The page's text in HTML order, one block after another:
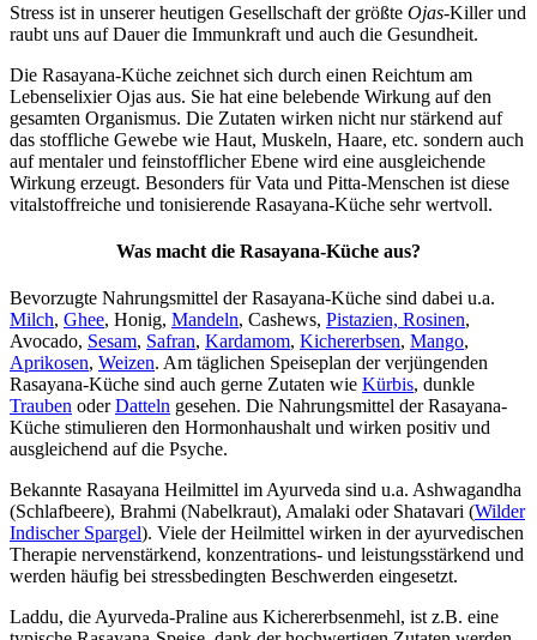
Stress ist in unserer heutigen Gesellschaft der größte Ojas-Killer und
raubt uns auf Dauer die Immunkraft und auch die Gesundheit.
Die Rasayana-Küche zeichnet sich durch einen Reichtum am
Lebenselixier Ojas aus. Sie hat eine belebende Wirkung auf den
gesamten Organismus. Die Zutaten wirken nicht nur stärkend auf
das stoffliche Gewebe wie Haut, Muskeln, Haare, etc. sondern auch
auf mentaler und feinstofflicher Ebene wird eine ausgleichende
Wirkung erzeugt. Besonders für Vata und Pitta-Menschen ist diese
vitalstoffreiche und tonisierende Rasayana-Küche sehr wertvoll.
Was macht die Rasayana-Küche aus?
Bevorzugte Nahrungsmittel der Rasayana-Küche sind dabei u.a.
Milch, Ghee, Honig, Mandeln, Cashews, Pistazien, Rosinen,
Avocado, Sesam, Safran, Kardamom, Kichererbsen, Mango,
Aprikosen, Weizen. Am täglichen Speiseplan der verjüngenden
Rasayana-Küche sind auch gerne Zutaten wie Kürbis, dunkle
Trauben oderDatteln gesehen. Die Nahrungsmittel der Rasayana-
Küche stimulieren den Hormonhaushalt und wirken positiv und
ausgleichend auf die Psyche.
Bekannte Rasayana Heilmittel im Ayurveda sind u.a. Ashwagandha
(Schlafbeere), Brahmi (Nabelkraut), Amalaki oder Shatavari (Wilder
Indischer Spargel). Viele der Heilmittel wirken in der ayurvedischen
Therapie nervenstärkend, konzentrations- und leistungsstärkend und
werden häufig bei stressbedingten Beschwerden eingesetzt.
Laddu, die Ayurveda-Praline aus Kichererbsenmehl, ist z.B. eine